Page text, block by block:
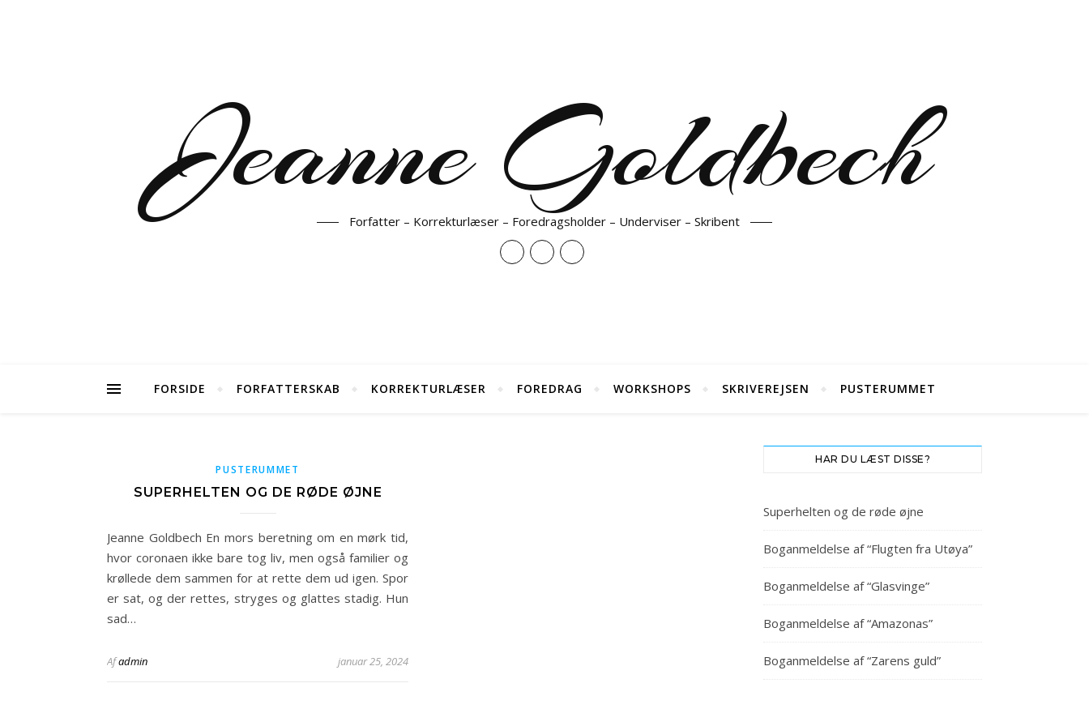
Jeanne Goldbech
Forfatter – Korrekturlæser – Foredragsholder – Underviser – Skribent
FORSIDE FORFATTERSKAB KORREKTURLÆSER FOREDRAG WORKSHOPS SKRIVEREJSEN PUSTERUMMET
PUSTERUMMET
SUPERHELTEN OG DE RØDE ØJNE
Jeanne Goldbech En mors beretning om en mørk tid,
hvor coronaen ikke bare tog liv, men også familier og
krøllede dem sammen for at rette dem ud igen. Spor
er sat, og der rettes, stryges og glattes stadig. Hun
sad…
Afadmin januar 25, 2024
HAR DU LÆST DISSE?
Superhelten og de røde øjne
Boganmeldelse af “Flugten fra Utøya”
Boganmeldelse af “Glasvinge”
Boganmeldelse af “Amazonas”
Boganmeldelse af “Zarens guld”